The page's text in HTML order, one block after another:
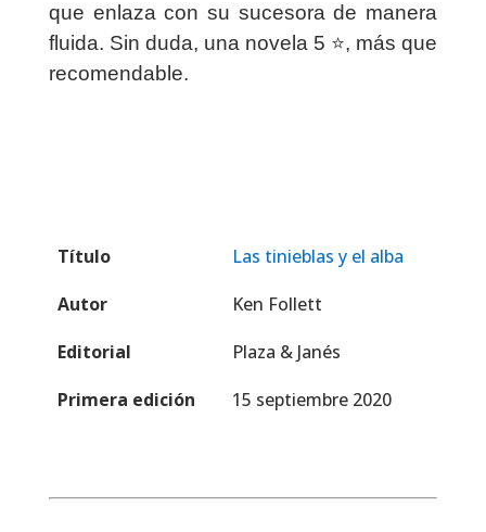
que enlaza con su sucesora de manera
fluida. Sin duda, una novela 5 ⭐️, más que
recomendable.
Título
Las tinieblas y el alba
Autor
Ken Follett
Editorial
Plaza & Janés
Primera edición
15 septiembre 2020